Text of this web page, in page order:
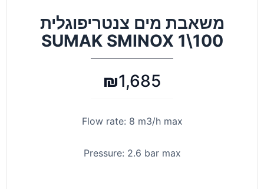
משאבת מים צנטריפוגלית
100\1 SUMAK SMINOX
₪1,685
Flow rate: 8 m3/h max
Pressure: 2.6 bar max